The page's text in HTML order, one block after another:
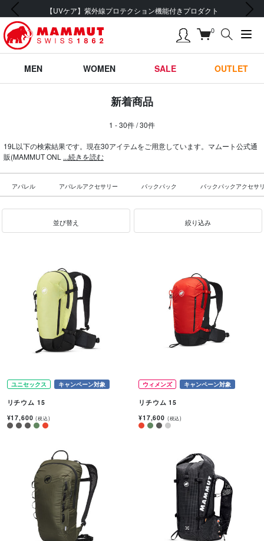
ケア】紫外線プロテクション機能付きプロダクト
前の画像 次の画像
0
MEN WOMEN SALE OUTLET
新着商品
1 - 30件 / 30件
19L以下の検索結果です。現在30アイテムをご用意しています。マムート公式通
販(MAMMUT ONL ...続きを読む
アパレル アパレルアクセサリー バックパック バックパックアクセサ
並び替え 絞り込み
ユニセックス キャンペーン対象
リチウム 15
¥17,600(税込)
ウィメンズ キャンペーン対象
リチウム 15
¥17,600 (税込)